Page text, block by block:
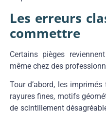
Les erreurs
commettre
Certains pièges
même chez des
Tour d’abord, les
rayures fines, motifs
de scintillement